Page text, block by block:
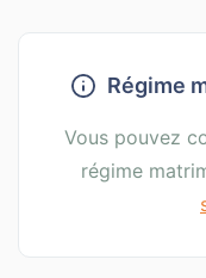
Les clauses
acquêts
La donation entre
Régime
Vous pouvez
régime